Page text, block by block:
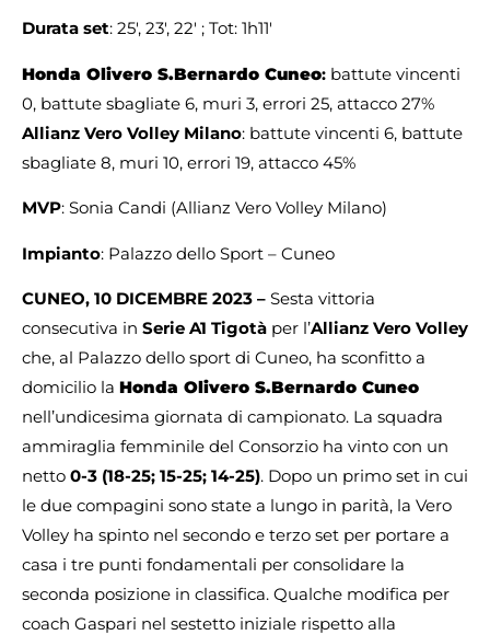
Durata set: 25′, 23′, 22′ ; Tot: 1h11′
Honda Olivero S.Bernardo Cuneo: battute vincenti
0, battute sbagliate 6, muri 3, errori 25, attacco 27%
Allianz Vero Volley Milano: battute vincenti 6, battute
sbagliate 8, muri 10, errori 19, attacco 45%
MVP: Sonia Candi (Allianz Vero Volley Milano)
Impianto: Palazzo dello Sport – Cuneo
CUNEO, 10 DICEMBRE 2023 – Sesta vittoria
consecutiva in Serie A1 Tigotà per l’Allianz Vero Volley
che, al Palazzo dello sport di Cuneo, ha sconfitto a
domicilio la Honda Olivero S.Bernardo Cuneo
nell’undicesima giornata di campionato. La squadra
ammiraglia femminile del Consorzio ha vinto con un
netto 0-3 (18-25; 15-25; 14-25). Dopo un primo set in cui
le due compagini sono state a lungo in parità, la Vero
Volley ha spinto nel secondo e terzo set per portare a
casa i tre punti fondamentali per consolidare la
seconda posizione in classifica. Qualche modifica per
coach Gaspari nel sestetto iniziale rispetto alla